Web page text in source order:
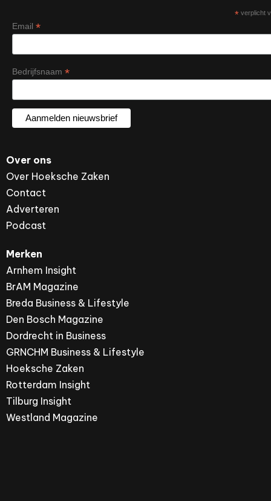
*verplicht
Email *
Bedrijfsnaam *
Over ons
Over Hoeksche Zaken
Contact
Adverteren
Podcast
Merken
Arnhem Insight
BrAM Magazine
Breda Business & Lifestyle
Den Bosch Magazine
Dordrecht in Business
GRNCHM Business & Lifestyle
Hoeksche Zaken
Rotterdam Insight
Tilburg Insight
Westland Magazine